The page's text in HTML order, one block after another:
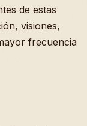
de estas
visiones,
frecuencia